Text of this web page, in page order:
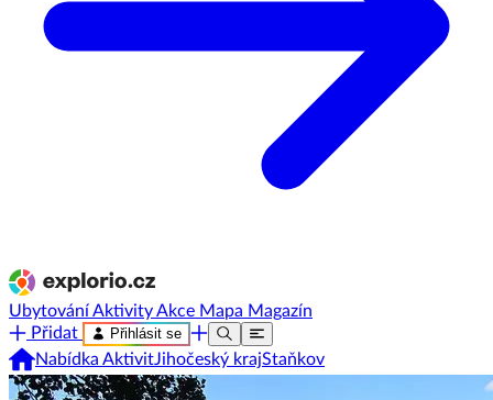
UbytováníAktivityAkce Mapa Magazín
Přidat
Přihlásit se
Nabídka AktivitJihočeský krajStaňkov